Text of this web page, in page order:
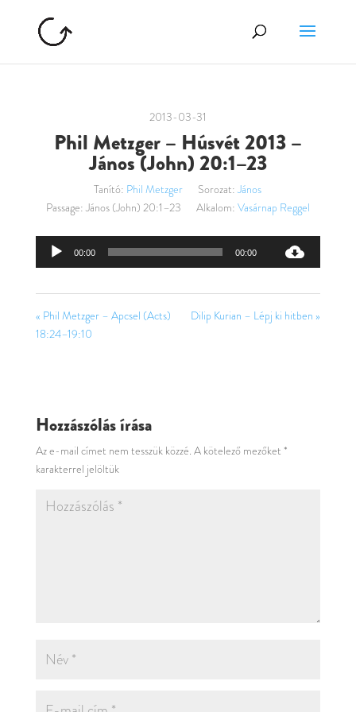
2013-03-31
Phil Metzger – Húsvét 2013 –
János (John) 20:1–23
Tanító: Phil Metzger Sorozat: János
Passage: János (John) 20:1–23 Alkalom: Vasárnap Reggel
Audió
00:00 00:00
« Phil Metzger – Apcsel (Acts)
18:24–19:10
Dilip Kurian – Lépj ki hitben »
Hozzászólás írása
Az e-mail címet nem tesszük közzé. A kötelező mezőket *
karakterrel jelöltük